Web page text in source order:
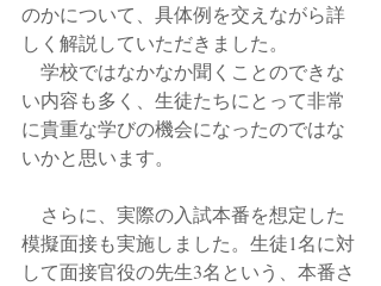
のかについて、具体例を交えながら詳
しく解説していただきました。
学校ではなかなか聞くことのできな
い内容も多く、生徒たちにとって非常
に貴重な学びの機会になったのではな
いかと思います。
さらに、実際の入試本番を想定した
模擬面接も実施しました。生徒1名に対
して面接官役の先生3名という、本番さ